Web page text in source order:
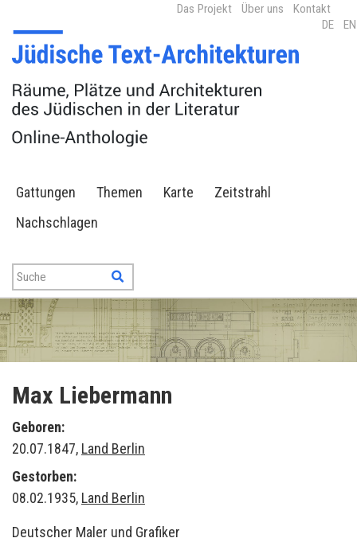
Das Projekt Über uns
Kontakt
DE
EN
Gattungen Themen Karte
Zeitstrahl
Nachschlagen
Max Liebermann
Geboren:
20.07.1847, Land Berlin
Gestorben:
08.02.1935, Land Berlin
Deutscher Maler und Grafiker